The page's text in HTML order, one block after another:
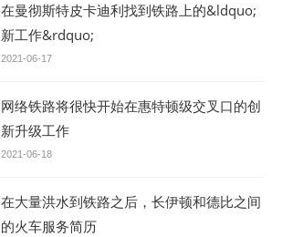
在曼彻斯特皮卡迪利找到铁路上的&ldquo;
新工作&rdquo;
2021-06-17
网络铁路将很快开始在惠特顿级交叉口的创
新升级工作
2021-06-18
在大量洪水到铁路之后，长伊顿和德比之间
的火车服务简历